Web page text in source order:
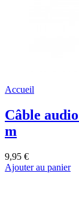
Accueil
Câble
m
9,95 €
Ajouter au panier